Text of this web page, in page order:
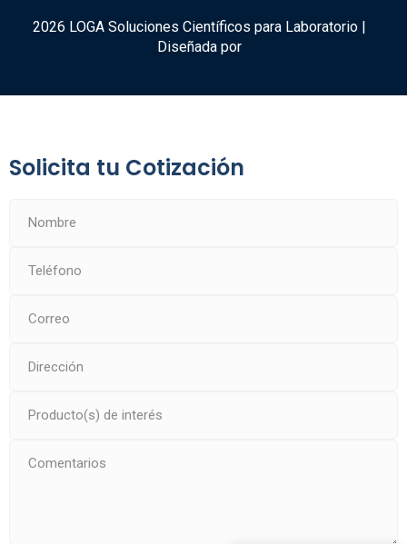
2026 LOGA Soluciones Científicos para Laboratorio |
Diseñada por
Solicita tu Cotización